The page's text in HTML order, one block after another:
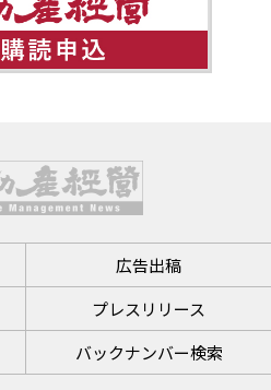
広告出稿
プレスリリース
バックナンバー検索